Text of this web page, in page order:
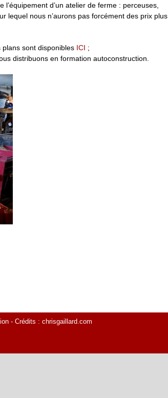
l’équipement d’un atelier de ferme : perceuses,
lequel nous n’aurons pas forcément des prix plus
plans sont disponibles ICI ;
distribuons en formation autoconstruction.
- Crédits : chrisgaillard.com